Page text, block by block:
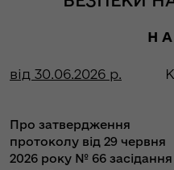
Н
від 30.06.2026 р.
Про затвердження
протоколу від 29 червня
2026 року № 66 засідання